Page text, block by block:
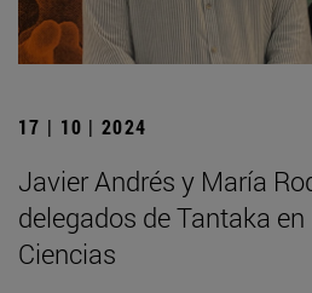
17 | 10 | 2024
Javier Andrés y María
delegados de Tantaka
Ciencias